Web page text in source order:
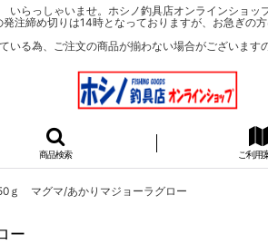
いらっしゃいませ。ホシノ釣具店オンラインショッ
注締め切りは14時となっておりますが、お急ぎの
る為、ご注文の商品が揃わない場合がございま
商品検索 ご利用
マグマ/あかりマジョーラグロー
ー